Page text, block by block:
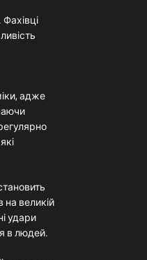
адже
на великій
удари
в людей.